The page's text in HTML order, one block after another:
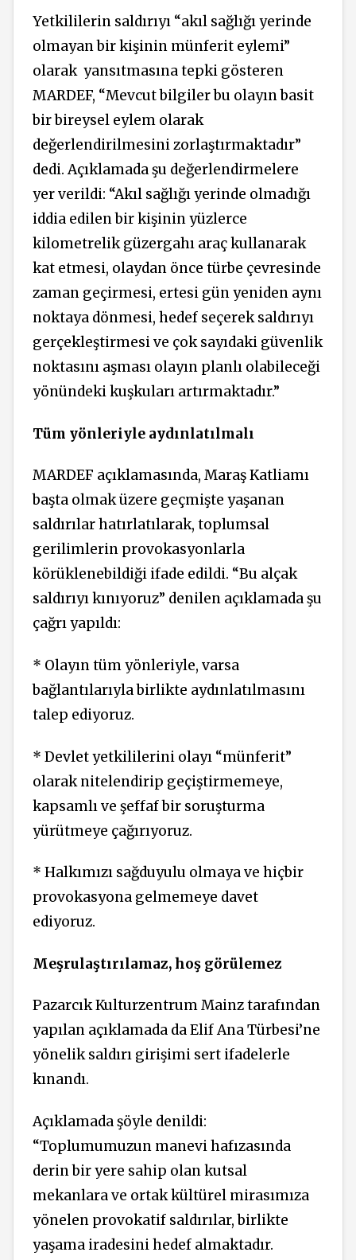
Yetkililerin saldırıyı “akıl sağlığı yerinde
olmayan bir kişinin münferit eylemi”
olarak yansıtmasına tepki gösteren
MARDEF, “Mevcut bilgiler bu olayın basit
bir bireysel eylem olarak
değerlendirilmesini zorlaştırmaktadır”
dedi. Açıklamada şu değerlendirmelere
yer verildi: “Akıl sağlığı yerinde olmadığı
iddia edilen bir kişinin yüzlerce
kilometrelik güzergahı araç kullanarak
kat etmesi, olaydan önce türbe çevresinde
zaman geçirmesi, ertesi gün yeniden aynı
noktaya dönmesi, hedef seçerek saldırıyı
gerçekleştirmesi ve çok sayıdaki güvenlik
noktasını aşması olayın planlı olabileceği
yönündeki kuşkuları artırmaktadır.”
Tüm yönleriyle aydınlatılmalı
MARDEF açıklamasında, Maraş Katliamı
başta olmak üzere geçmişte yaşanan
saldırılar hatırlatılarak, toplumsal
gerilimlerin provokasyonlarla
körüklenebildiği ifade edildi. “Bu alçak
saldırıyı kınıyoruz” denilen açıklamada şu
çağrı yapıldı:
* Olayın tüm yönleriyle, varsa
bağlantılarıyla birlikte aydınlatılmasını
talep ediyoruz.
* Devlet yetkililerini olayı “münferit”
olarak nitelendirip geçiştirmemeye,
kapsamlı ve şeffaf bir soruşturma
yürütmeye çağırıyoruz.
* Halkımızı sağduyulu olmaya ve hiçbir
provokasyona gelmemeye davet
ediyoruz.
Meşrulaştırılamaz, hoş görülemez
Pazarcık Kulturzentrum Mainz tarafından
yapılan açıklamada da Elif Ana Türbesi’ne
yönelik saldırı girişimi sert ifadelerle
kınandı.
Açıklamada şöyle denildi:
“Toplumumuzun manevi hafızasında
derin bir yere sahip olan kutsal
mekanlara ve ortak kültürel mirasımıza
yönelen provokatif saldırılar, birlikte
yaşama iradesini hedef almaktadır.